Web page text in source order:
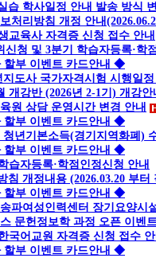
습 학사일정 안내 발송 방식
처리방침 개정 안내
교육사 자격증 신청 접수 안내
신청 및 3분기 학습자등록·학
할부 이벤트 카드안내 ◆
지도사 국가자격시험 시행일
개강반 (2026년 2-1기) 개강안
원 상담 운영시간 변경 안내
할부 이벤트 카드안내 ◆
년기본소득(경기지역화폐)
할부 이벤트 카드안내 ◆
습자등록·학점인정신청 안내
침 개정내용 (2026.03.20 부터
할부 이벤트 카드안내 ◆
파여성인력센터 장기요양시
문헌정보학 과정 오픈 이벤
국어교원 자격증 신청 접수
할부 이벤트 카드안내 ◆